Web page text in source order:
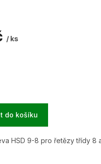
/ ks
do košíku
HSD 9-8 pro řetězy třídy 8